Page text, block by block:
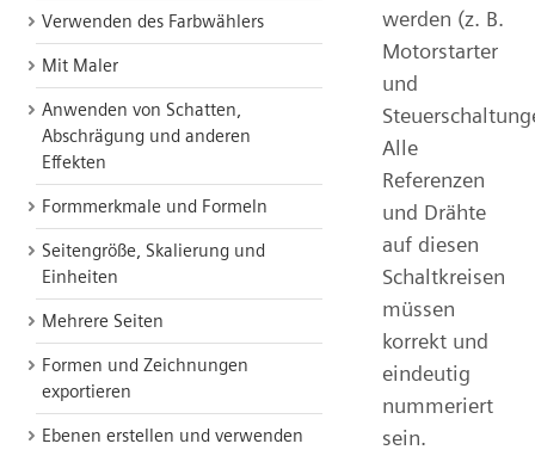
Verwenden des Farbwählers
Mit Maler
Anwenden von Schatten,
Abschrägung und anderen
Effekten
Formmerkmale und Formeln
Seitengröße, Skalierung und
Einheiten
Mehrere Seiten
Formen und Zeichnungen
exportieren
Ebenen erstellen und verwenden
werden (z. B.
Motorstarter
und
Alle
Referenzen
und Drähte
auf diesen
Schaltkreisen
müssen
korrekt und
eindeutig
nummeriert
sein.